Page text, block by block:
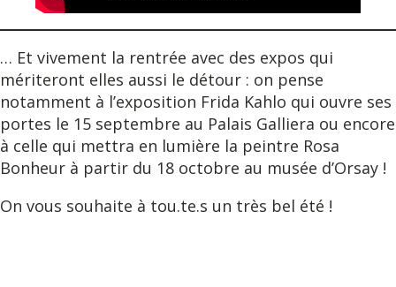
… Et vivement la rentrée avec des expos qui
mériteront elles aussi le détour : on pense
notamment à l’exposition Frida Kahlo qui ouvre ses
portes le 15 septembre au Palais Galliera ou encore
à celle qui mettra en lumière la peintre Rosa
Bonheur à partir du 18 octobre au musée d’Orsay !
On vous souhaite à tou.te.s un très bel été !